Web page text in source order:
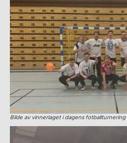
Bilde av vinnerlaget i dagens fotballturnering